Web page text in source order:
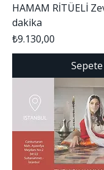
HAMAM RİTÜELİ
dakika
Fiyat
₺9.130,00